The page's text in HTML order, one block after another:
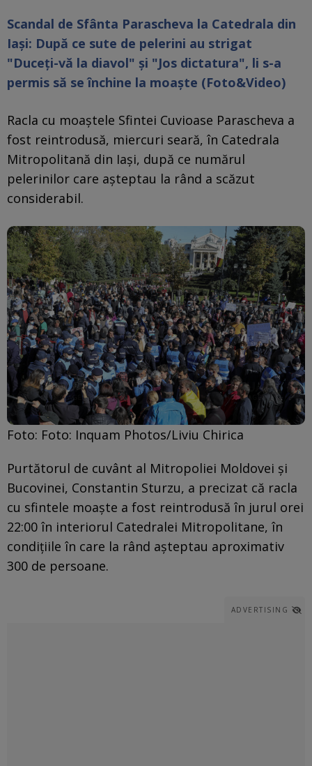
Scandal de Sfânta Parascheva la Catedrala din
Iaşi: După ce sute de pelerini au strigat
"Duceţi-vă la diavol" şi "Jos dictatura", li s-a
permis să se închine la moaște (Foto&Video)
Racla cu moaştele Sfintei Cuvioase Parascheva a
fost reintrodusă, miercuri seară, în Catedrala
Mitropolitană din Iaşi, după ce numărul
pelerinilor care aşteptau la rând a scăzut
considerabil.
Foto: Foto: Inquam Photos/Liviu Chirica
Purtătorul de cuvânt al Mitropoliei Moldovei şi
Bucovinei, Constantin Sturzu, a precizat că racla
cu sfintele moaşte a fost reintrodusă în jurul orei
22:00 în interiorul Catedralei Mitropolitane, în
condiţiile în care la rând aşteptau aproximativ
300 de persoane.
ADVERTISING